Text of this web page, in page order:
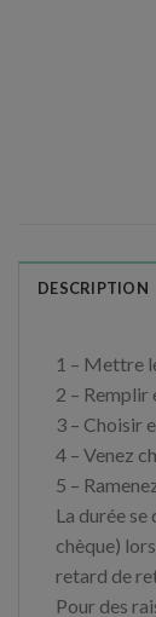
DESCRIPTION
1 – Mettre
2 –
3 – Choisir
4 – Venez
5 –
La durée
chèque)
retard de
Pour des